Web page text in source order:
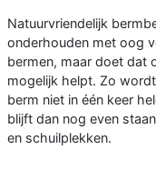
Natuurvriendelijk
onderhouden met oog
bermen, maar doet dat
mogelijk helpt. Zo
berm niet in één keer
blijft dan nog even
en schuilplekken.